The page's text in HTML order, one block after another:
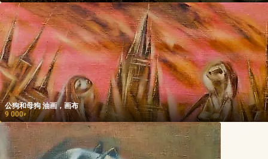
公狗和母狗 油画，画布
9 000₽